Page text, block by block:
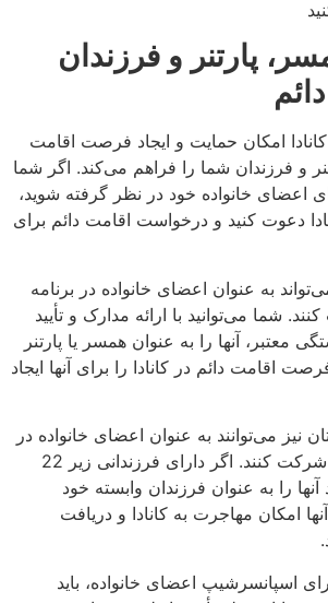
پارتنر و فرزندان
امکان حمایت و ایجاد فرصت اقامت
و فرزندان شما را فراهم می‌کند. اگر شما
اعضای خانواده خود در نظر گرفته شوید،
دعوت کنید و درخواست اقامت دائم برای
به عنوان اعضای خانواده در برنامه
شما می‌توانید با ارائه مدارک و تأیید
معتبر، آنها را به عنوان همسر یا پارتنر
اقامت دائم در کانادا را برای آنها ایجاد
نیز می‌توانند به عنوان اعضای خانواده در
برنامه اسپانسرشیپ شرکت کنند. اگر دارای فرزندانی زیر 22
را به عنوان فرزندان وابسته خود
امکان مهاجرت به کانادا و دریافت
اسپانسرشیپ اعضای خانواده، باید